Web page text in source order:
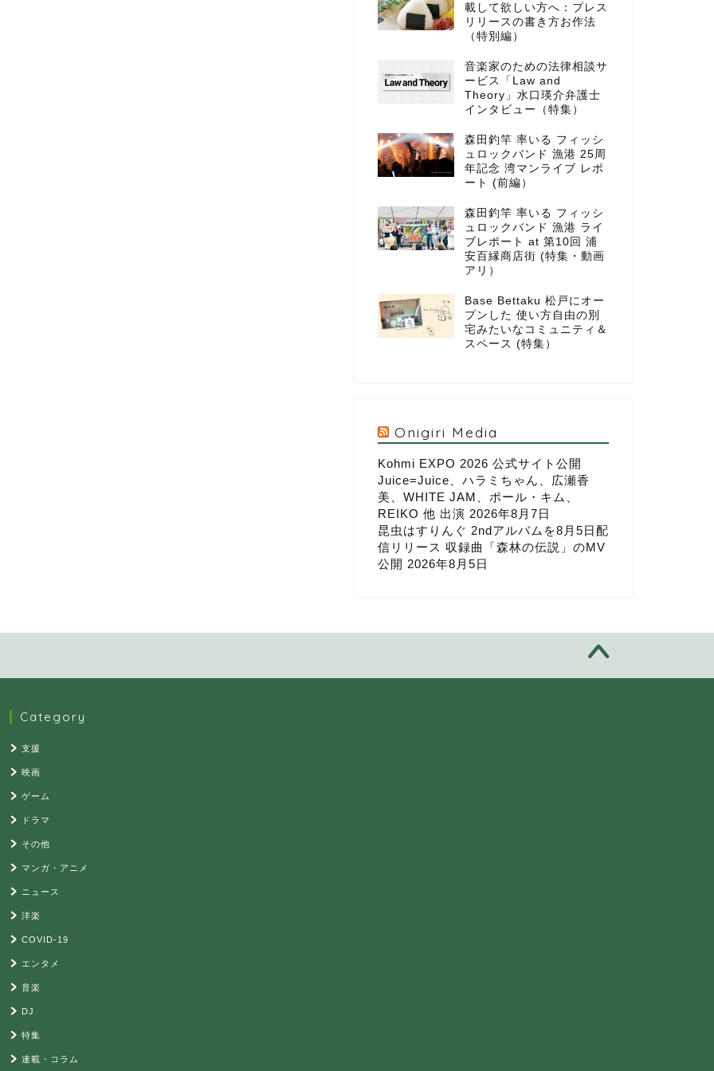
載して欲しい方へ：プレス
リリースの書き方お作法
（特別編）
音楽家のための法律相談サ
ービス「Law and
Theory」水口瑛介弁護士
インタビュー（特集）
森田釣竿 率いる フィッシ
ュロックバンド 漁港 25周
年記念 湾マンライブ レポ
ート (前編）
森田釣竿 率いる フィッシ
ュロックバンド 漁港 ライ
ブレポート at 第10回 浦
安百縁商店街 (特集・動画
アリ）
Base Bettaku 松戸にオー
プンした 使い方自由の別
宅みたいなコミュニティ＆
スペース (特集）
Onigiri Media
Kohmi EXPO 2026 公式サイト公開
Juice=Juice、ハラミちゃん、広瀬香
美、WHITE JAM、ポール・キム、
REIKO 他 出演 2026年8月7日
昆虫はすりんぐ 2ndアルバムを8月5日配
信リリース 収録曲「森林の伝説」のMV
公開 2026年8月5日
Category
支援
映画
ゲーム
ドラマ
その他
マンガ・アニメ
ニュース
洋楽
COVID-19
エンタメ
音楽
DJ
特集
連載・コラム